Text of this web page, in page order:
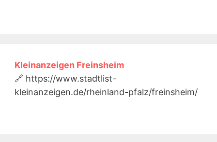
Kleinanzeigen Freinsheim
🔗 https://www.stadtlist-
kleinanzeigen.de/rheinland-pfalz/freinsheim/